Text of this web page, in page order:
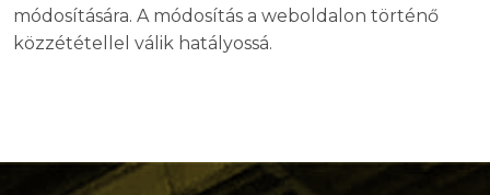
módosítására. A módosítás a weboldalon történő
közzététellel válik hatályossá.